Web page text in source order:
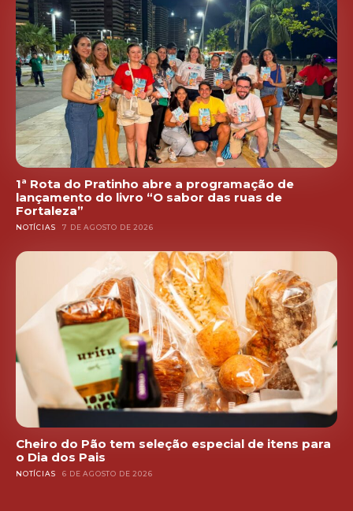
1ª Rota do Pratinho abre a programação de
lançamento do livro “O sabor das ruas de
Fortaleza”
NOTÍCIAS 7 DE AGOSTO DE 2026
Cheiro do Pão tem seleção especial de itens para
o Dia dos Pais
NOTÍCIAS 6 DE AGOSTO DE 2026